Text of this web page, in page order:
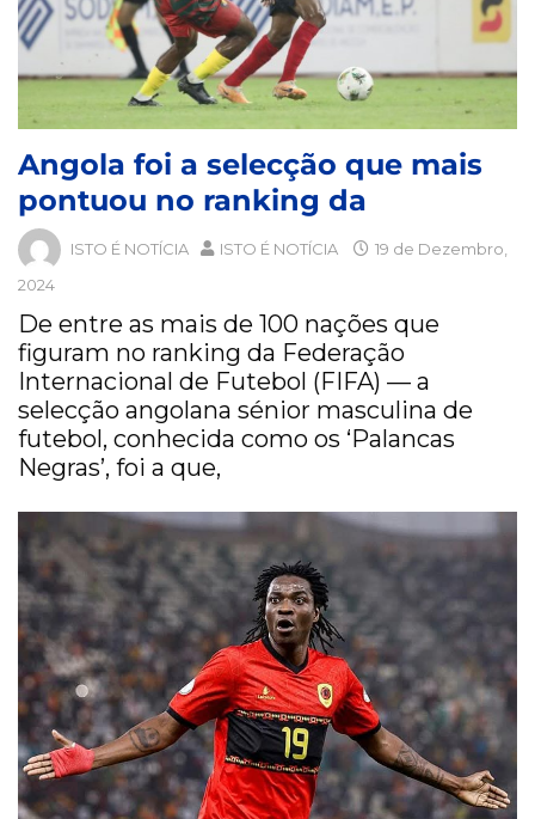
Angola foi a selecção que mais
pontuou no ranking da
ISTO É NOTÍCIA ISTO É NOTÍCIA
19 de Dezembro,
2024
De entre as mais de 100 nações que
figuram no ranking da Federação
Internacional de Futebol (FIFA) — a
selecção angolana sénior masculina de
futebol, conhecida como os ‘Palancas
Negras’, foi a que,